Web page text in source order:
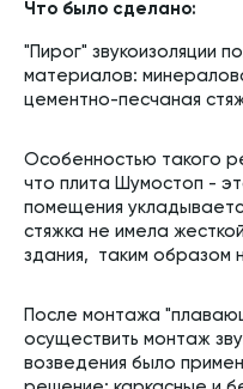
Что было сделано:
"Пирог" звукоизоляции
материалов:
цементно-песчаная
Особенностью такого
что плита Шумостоп -
помещения
стяжка не имела
здания, таким образом
После монтажа
осуществить монтаж
возведения было